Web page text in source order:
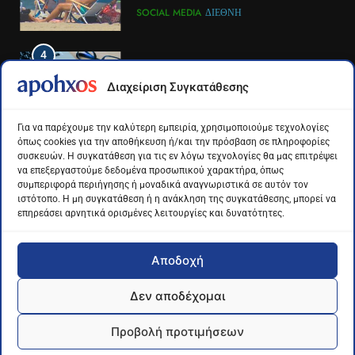
Διαχείριση Συγκατάθεσης
Για να παρέχουμε την καλύτερη εμπειρία, χρησιμοποιούμε τεχνολογίες
όπως cookies για την αποθήκευση ή/και την πρόσβαση σε πληροφορίες
συσκευών. Η συγκατάθεση για τις εν λόγω τεχνολογίες θα μας επιτρέψει
να επεξεργαστούμε δεδομένα προσωπικού χαρακτήρα, όπως
συμπεριφορά περιήγησης ή μοναδικά αναγνωριστικά σε αυτόν τον
ιστότοπο. Η μη συγκατάθεση ή η ανάκληση της συγκατάθεσης, μπορεί να
επηρεάσει αρνητικά ορισμένες λειτουργίες και δυνατότητες.
Αποδοχή
Δεν αποδέχομαι
Προβολή προτιμήσεων
του ΣΚΑΪ στην Πάτρα
LIFESTYLE-MEDIA ΠΆΤΡΑ-ΔΥΤΙΚΉ ΕΛΛΆΔΑ
4
στον ΣΚΑΙ
5
Ο Παναγιώτης Στάθης στο
«τιμόνι» του κεντρικού δελτίου
ειδήσεων της ΕΡΤ
LIFESTYLE-MEDIA
Στον ΑΝΤ1 η Σία Κοσιώνη- Η
ανακοίνωση του σταθμού
LIFESTYLE-MEDIA
σόσιαλ
SOCIAL MEDIA ΔΙΕΘΝΉ
4
κοινωνικής δικτύωσης και οι
χρησιμοποιούνται
περισσότερο για ενημέρωση,
σε παγκόσμιο επίπεδο
5
Διάστημα: Εντοπίστηκαν για
πρώτη φορά ενδείξεις για τον
άνεμο που εκπέμπει η μαύρη
μας
ΔΙΕΘΝΉ ΕΠΙΣΤΉΜΗ
«στερεύουν» από χιόνι
ΕΛΛΆΔΑ ΕΠΙΣΤΉΜΗ
Apohxos.gr - Ενημέρωση με... υπογραφή © 2026
Powered by George Kontogeorgas -